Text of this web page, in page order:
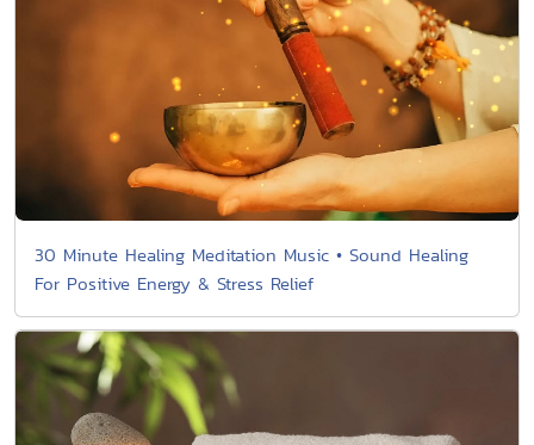
30 Minute Healing Meditation Music • Sound Healing
For Positive Energy & Stress Relief